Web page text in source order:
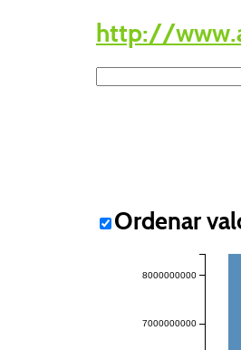
http://
Ordenar
7000000000
8000000000